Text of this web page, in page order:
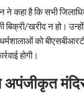
ने कहा है कि सभी
खरीद न हो।
को
होगी।
अपंजीकृत